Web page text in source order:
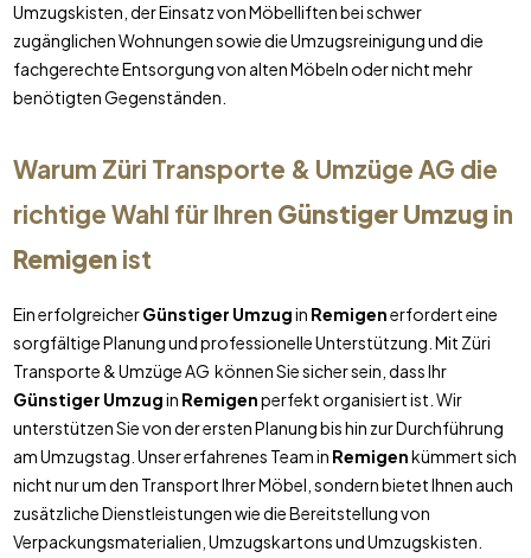
Umzugskisten, der Einsatz von Möbelliften bei schwer
zugänglichen Wohnungen sowie die Umzugsreinigung und die
fachgerechte Entsorgung von alten Möbeln oder nicht mehr
benötigten Gegenständen.
Warum Züri Transporte & Umzüge AG die
richtige Wahl für Ihren Günstiger Umzug in
Remigenist
Ein erfolgreicherGünstiger Umzugin Remigenerfordert eine
sorgfältige Planung und professionelle Unterstützung. Mit Züri
Transporte & Umzüge AG können Sie sicher sein, dass Ihr
Günstiger Umzugin Remigenperfekt organisiert ist. Wir
unterstützen Sie von der ersten Planung bis hin zur Durchführung
am Umzugstag. Unser erfahrenes Team in Remigenkümmert sich
nicht nur um den Transport Ihrer Möbel, sondern bietet Ihnen auch
zusätzliche Dienstleistungen wie die Bereitstellung von
Verpackungsmaterialien, Umzugskartons und Umzugskisten.